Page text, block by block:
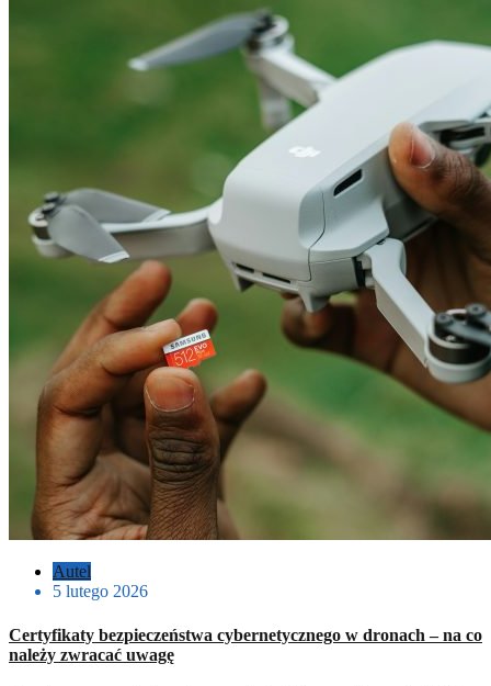
Autel
5 lutego 2026
Certyfikaty bezpieczeństwa cybernetycznego w dronach – na co
należy zwracać uwagę